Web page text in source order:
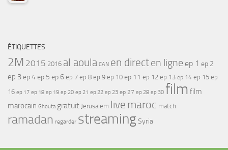
ÉTIQUETTES
2M 2015 2016 al aoula CAN en directen ligne ep 1 ep 2
ep 3ep 4ep 5 ep 6 ep 7 ep 8 ep 9 ep 10 ep 11 ep 12 ep 13 ep 14 ep 15 ep
16 ep 17 ep 18 ep 19 ep 20 ep 21 ep 22 ep 23 ep 27 ep 28 ep 30 film film
marocain Ghouta gratuit Jerusalem live maroc match
ramadan regarder streamingSyria